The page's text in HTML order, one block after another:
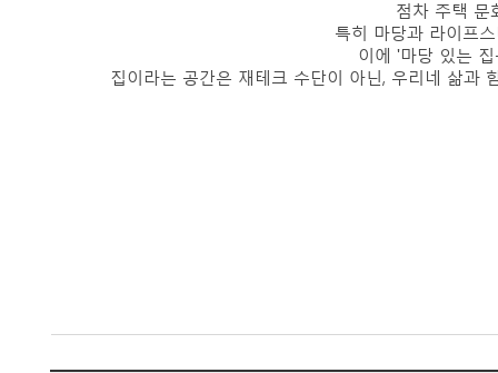
점차 주택 문
특히 마당과 라이프
이에 '마당 있는
집이라는 공간은 재테크 수단이 아닌, 우리네 삶과